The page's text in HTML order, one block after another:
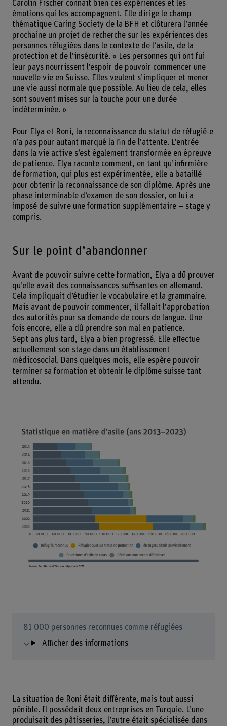
Carolin Fischer connait bien ces expériences et les
émotions qui les accompagnent. Elle dirige le champ
thématique Caring Society de la BFH et clôturera l’année
prochaine un projet de recherche sur les expériences des
personnes réfugiées dans le contexte de l’asile, de la
protection et de l’insécurité. « Les personnes qui ont fui
leur pays nourrissent l’espoir de pouvoir commencer une
nouvelle vie en Suisse. Elles veulent s’impliquer et mener
une vie aussi normale que possible. Au lieu de cela, elles
sont souvent mises sur la touche pour une durée
indéterminée. »
Pour Elya et Roni, la reconnaissance du statut de réfugié-e
n’a pas pour autant marqué la fin de l’attente. L’entrée
dans la vie active s’est également transformée en épreuve
de patience. Elya raconte comment, en tant qu’infirmière
de formation, qui plus est expérimentée, elle a bataillé
pour obtenir la reconnaissance de son diplôme. Après une
phase interminable d’examen de son dossier, on lui a
imposé de suivre une formation supplémentaire – stage y
compris.
Sur le point d’abandonner
Avant de pouvoir suivre cette formation, Elya a dû prouver
qu’elle avait des connaissances suffisantes en allemand.
Cela impliquait d’étudier le vocabulaire et la grammaire.
Mais avant de pouvoir commencer, il fallait l’approbation
des autorités pour sa demande de cours de langue. Une
fois encore, elle a dû prendre son mal en patience.
Sept ans plus tard, Elya a bien progressé. Elle effectue
actuellement son stage dans un établissement
médicosocial. Dans quelques mois, elle espère pouvoir
terminer sa formation et obtenir le diplôme suisse tant
attendu.
81 000 personnes reconnues comme réfugiées
Afficher des informations
La situation de Roni était différente, mais tout aussi
pénible. Il possédait deux entreprises en Turquie. L’une
produisait des pâtisseries, l’autre était spécialisée dans